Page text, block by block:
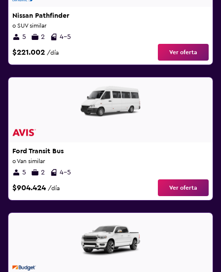
Nissan Pathfinder
o SUV similar
5 2 4-5
$221.002 /día Ver oferta
Ford Transit Bus
o Van similar
5 2 4-5
$904.424 /día Ver oferta